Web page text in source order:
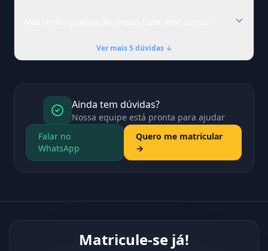
Ver mais 5 dúvidas ↓
Ainda tem dúvidas?
Nossa equipe está pronta para ajudar
Falar no
WhatsApp
Quero me matricular
→
Matricule-se já!